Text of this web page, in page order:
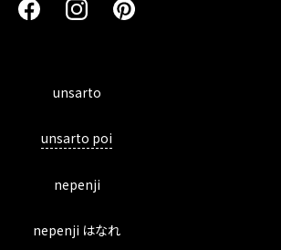
unsarto
unsarto poi
nepenji
nepenji はなれ